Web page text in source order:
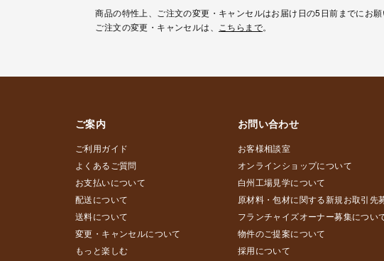
商品の特性上、ご注文の変更・キャンセルはお届け日の5日前までにお
ご注文の変更・キャンセルは、
こちらまで。
ご案内
ご利用ガイド
よくあるご質問
お支払いについて
配送について
送料について
変更・キャンセルについて
もっと楽しむ
お問い合わせ
お客様相談室
オンラインショップについて
白州工場見学について
原材料・包材に関する新規お取引先
フランチャイズオーナー募集につい
物件のご提案について
採用について